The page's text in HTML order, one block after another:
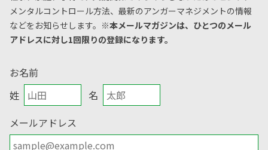
メンタルコントロール方法、 最新のアンガーマネジメントの情報
などをお知らせします。 ※本メールマガジンは、ひとつのメール
アドレスに対し1回限りの登録になります。
お名前
姓
名
メールアドレス